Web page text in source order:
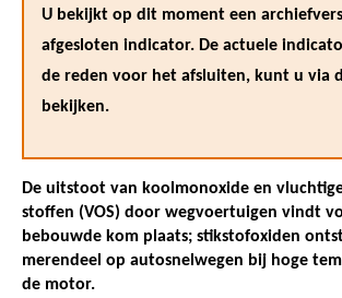
U bekijkt op dit moment een
afgesloten indicator. De actuele
de reden voor het afsluiten, kunt u via
bekijken.
De uitstoot van koolmonoxide en
stoffen (VOS) door wegvoertuigen vindt
bebouwde kom plaats; stikstofoxiden
merendeel op autosnelwegen bij hoge
de motor.